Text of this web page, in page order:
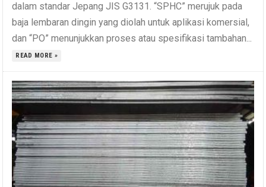
dalam standar Jepang JIS G3131. “SPHC” merujuk pada
baja lembaran dingin yang diolah untuk aplikasi komersial,
dan “PO” menunjukkan proses atau spesifikasi tambahan...
READ MORE »